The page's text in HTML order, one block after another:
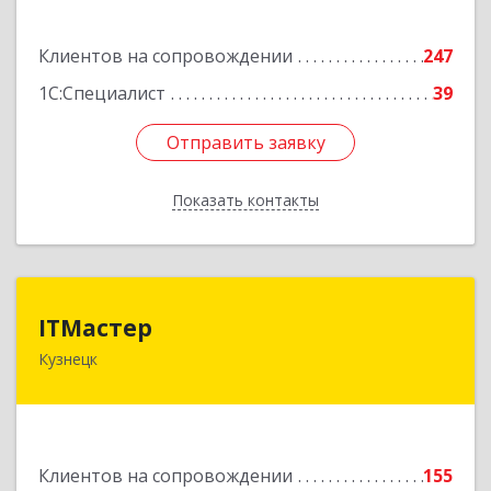
Клиентов на сопровождении
247
1С:Специалист
39
Отправить заявку
Показать контакты
Отправить заявку
Назад
ITМастер
Кузнецк
Клиентов на сопровождении 155
442537, Пензенская обл, Кузнецк г, Белинского